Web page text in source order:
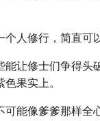
人修行，简直可
能让修士们争得头
果实上。
可能像爹爹那样全